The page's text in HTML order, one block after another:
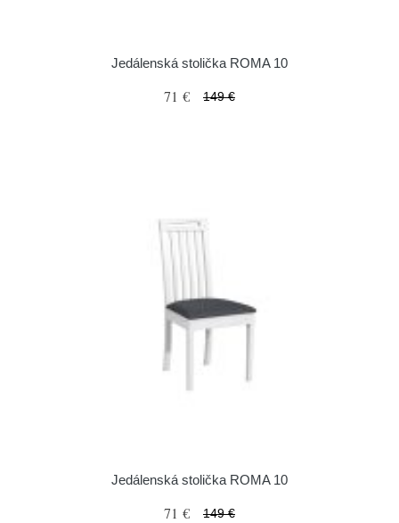
Jedálenská stolička ROMA 10
71 € 149 €
Jedálenská stolička ROMA 10
71 € 149 €